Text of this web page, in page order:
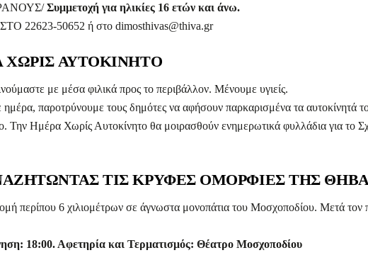
Συμμετοχή για ηλικίες 16 ετών και άνω.
50652 ή στο dimosthivas@thiva.gr
ΧΩΡΙΣ ΑΥΤΟΚΙΝΗΤΟ
με μέσα φιλικά προς το περιβάλλον. Μένουμε υγιείς.
παροτρύνουμε τους δημότες να αφήσουν παρκαρισμένα τα αυτοκίνητά
Την Ημέρα Χωρίς Αυτοκίνητο θα μοιρασθούν ενημερωτικά φυλλάδια για το
ΤΙΣ ΚΡΥΦΕΣ ΟΜΟΡΦΙΕΣ ΤΗΣ
περίπου 6 χιλιομέτρων σε άγνωστα μονοπάτια του Μοσχοποδίου. Μετά
18:00. Αφετηρία και Τερματισμός: Θέατρο Μοσχοποδίου